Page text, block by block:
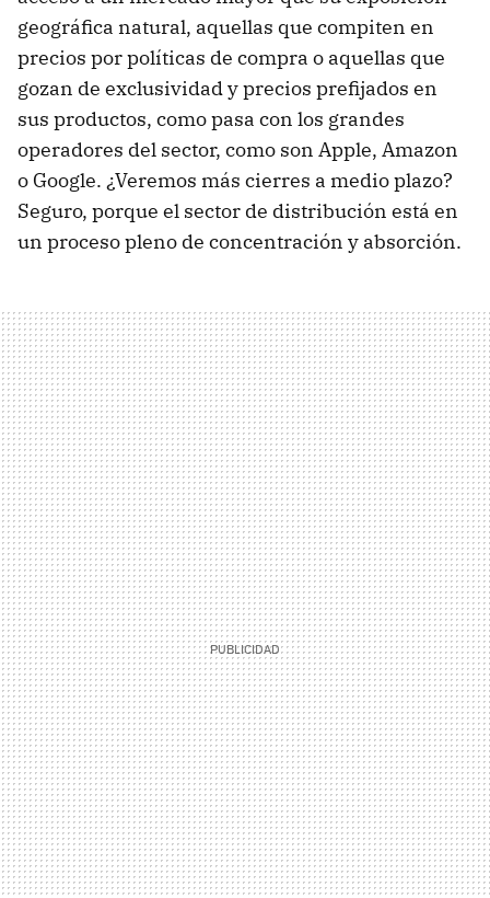
geográfica natural, aquellas que compiten en
precios por políticas de compra o aquellas que
gozan de exclusividad y precios prefijados en
sus productos, como pasa con los grandes
operadores del sector, como son Apple, Amazon
o Google. ¿Veremos más cierres a medio plazo?
Seguro, porque el sector de distribución está en
un proceso pleno de concentración y absorción.